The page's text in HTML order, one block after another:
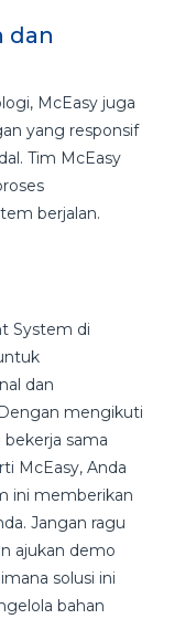
dan
McEasy juga
yang responsif
Tim McEasy
berjalan.
System di
dan
mengikuti
sama
McEasy, Anda
ini memberikan
Jangan ragu
ajukan demo
solusi ini
bahan